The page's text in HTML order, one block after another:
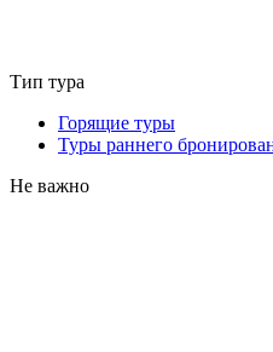
Тип тура
Горящие туры
Туры раннего
Не важно